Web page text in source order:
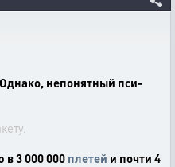
непонятный пси-
в 3 000 000плетей и почти 4